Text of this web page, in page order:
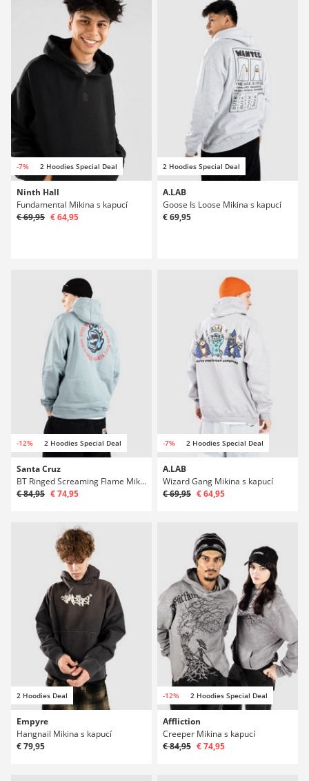
-7% 2 Hoodies Special Deal
Ninth Hall
Fundamental Mikina s kapucí
€ 69,95 € 64,95
2 Hoodies Special Deal
A.LAB
Goose Is Loose Mikina s kapucí
€ 69,95
-12% 2 Hoodies Special Deal
Santa Cruz
BT Ringed Screaming Flame Mikina s kapucí
€ 84,95 € 74,95
-7% 2 Hoodies Special Deal
A.LAB
Wizard Gang Mikina s kapucí
€ 69,95 € 64,95
2 Hoodies Deal
Empyre
Hangnail Mikina s kapucí
€ 79,95
-12% 2 Hoodies Special Deal
Affliction
Creeper Mikina s kapucí
€ 84,95 € 74,95